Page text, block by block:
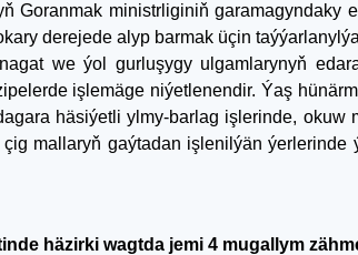
Goranmak ministrliginiň garamagyndaky
derejede alyp barmak üçin
we ýol gurluşygy ulgamlarynyň
işlemäge niýetlenendir. Ýaş
häsiýetli ylmy-barlag işlerinde,
çig mallaryň gaýtadan işlenilýän
häzirki wagtda jemi 4 mugallym